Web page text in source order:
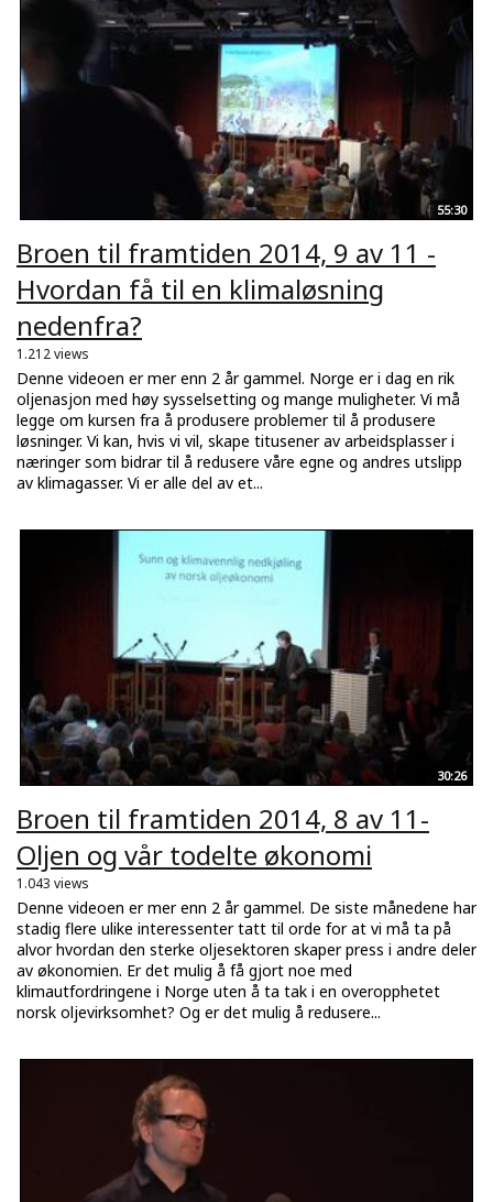
55:30
Broen til framtiden 2014, 9 av 11 -
Hvordan få til en klimaløsning
nedenfra?
1.212 views
Denne videoen er mer enn 2 år gammel. Norge er i dag en rik
oljenasjon med høy sysselsetting og mange muligheter. Vi må
legge om kursen fra å produsere problemer til å produsere
løsninger. Vi kan, hvis vi vil, skape titusener av arbeidsplasser i
næringer som bidrar til å redusere våre egne og andres utslipp
av klimagasser. Vi er alle del av et...
30:26
Broen til framtiden 2014, 8 av 11-
Oljen og vår todelte økonomi
1.043 views
Denne videoen er mer enn 2 år gammel. De siste månedene har
stadig flere ulike interessenter tatt til orde for at vi må ta på
alvor hvordan den sterke oljesektoren skaper press i andre deler
av økonomien. Er det mulig å få gjort noe med
klimautfordringene i Norge uten å ta tak i en overopphetet
norsk oljevirksomhet? Og er det mulig å redusere...